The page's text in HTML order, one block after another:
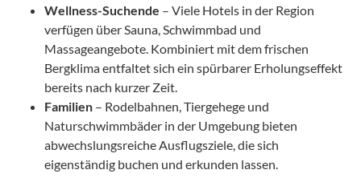
Wellness-Suchende – Viele Hotels in der Region
verfügen über Sauna, Schwimmbad und
Massageangebote. Kombiniert mit dem frischen
Bergklima entfaltet sich ein spürbarer Erholungseffekt
bereits nach kurzer Zeit.
Familien – Rodelbahnen, Tiergehege und
Naturschwimmbäder in der Umgebung bieten
abwechslungsreiche Ausflugsziele, die sich
eigenständig buchen und erkunden lassen.